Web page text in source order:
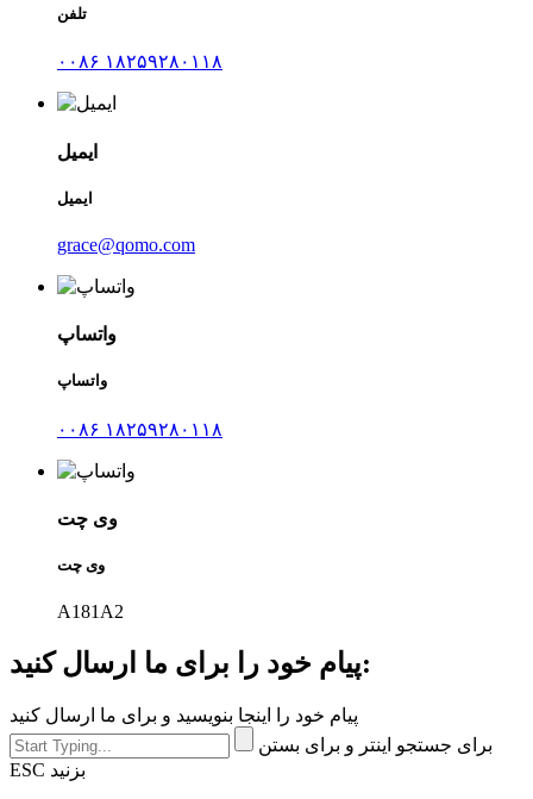
تلفن
۰۰۸۶ ۱۸۲۵۹۲۸۰۱۱۸
ایمیل
ایمیل
grace@qomo.com
واتساپ
واتساپ
۰۰۸۶ ۱۸۲۵۹۲۸۰۱۱۸
وی چت
وی چت
A181A2
پیام خود را برای ما ارسال کنید:
پیام خود را اینجا بنویسید و برای ما ارسال کنید
برای جستجو اینتر و برای بستن
ESC بزنید